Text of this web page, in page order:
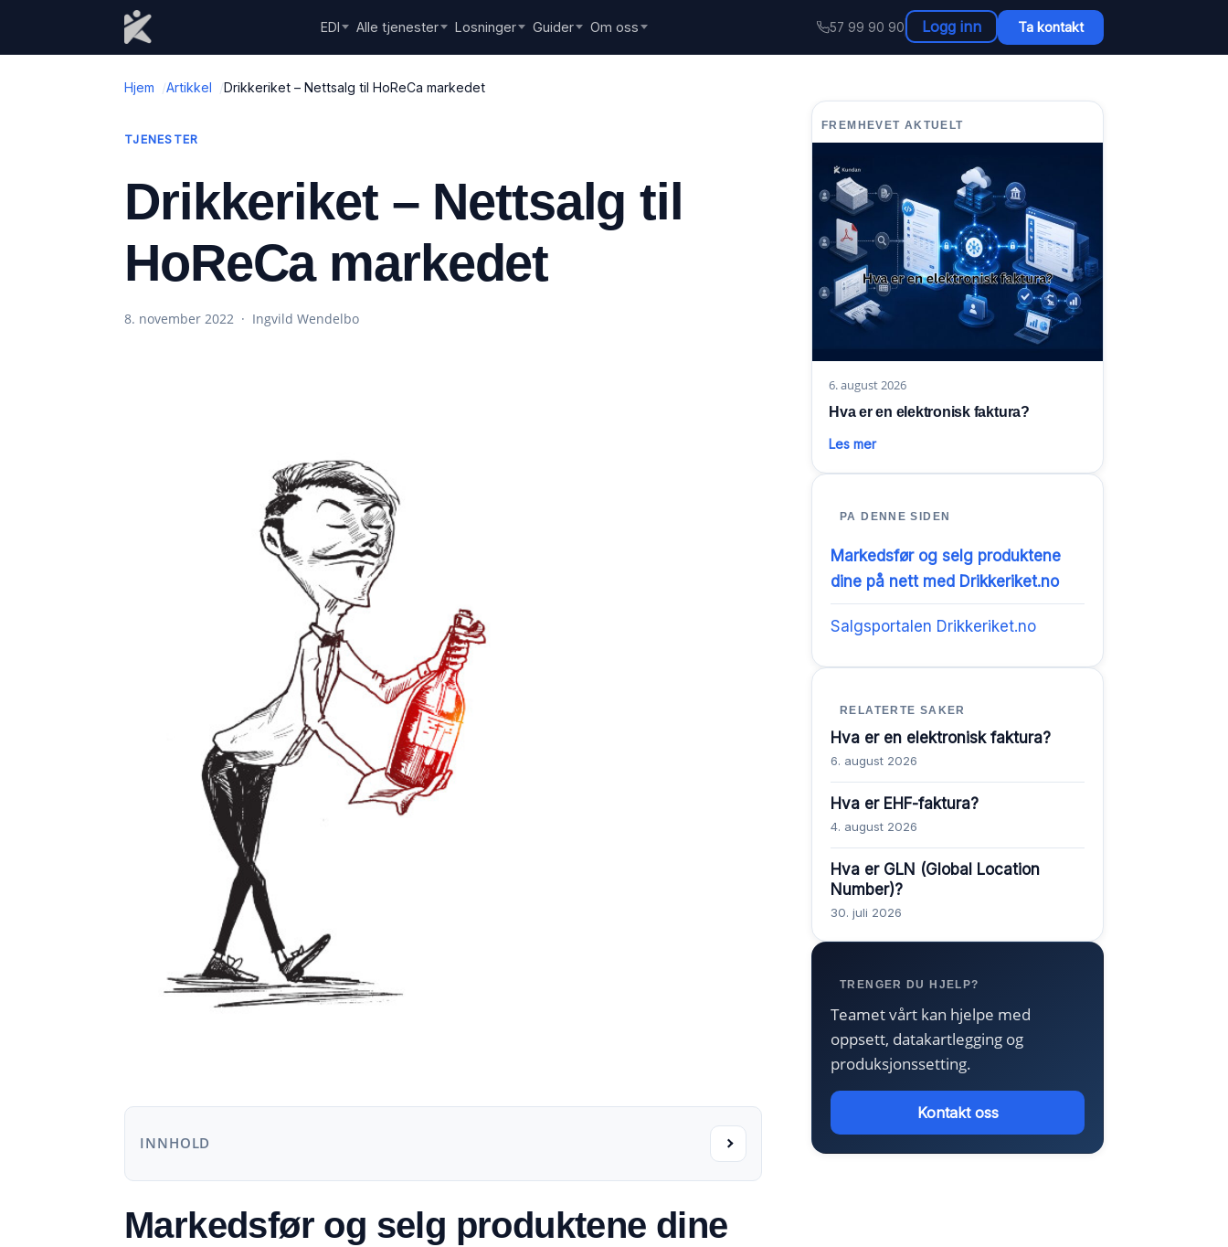
EDI Alle tjenester Losninger Guider Om oss 57 99 90 90 Logg inn Ta kontakt
Hjem Artikkel Drikkeriket – Nettsalg til HoReCa markedet
TJENESTER
Drikkeriket – Nettsalg til
HoReCa markedet
8. november 2022 · Ingvild Wendelbo
INNHOLD
Markedsfør og selg produktene dine
FREMHEVET AKTUELT
6. august 2026
Hva er en elektronisk faktura?
Les mer
PA DENNE SIDEN
Markedsfør og selg produktene
dine på nett med Drikkeriket.no
Salgsportalen Drikkeriket.no
RELATERTE SAKER
Hva er en elektronisk faktura?
6. august 2026
Hva er EHF-faktura?
4. august 2026
Hva er GLN (Global Location
Number)?
30. juli 2026
TRENGER DU HJELP?
Teamet vårt kan hjelpe med
oppsett, datakartlegging og
produksjonssetting.
Kontakt oss